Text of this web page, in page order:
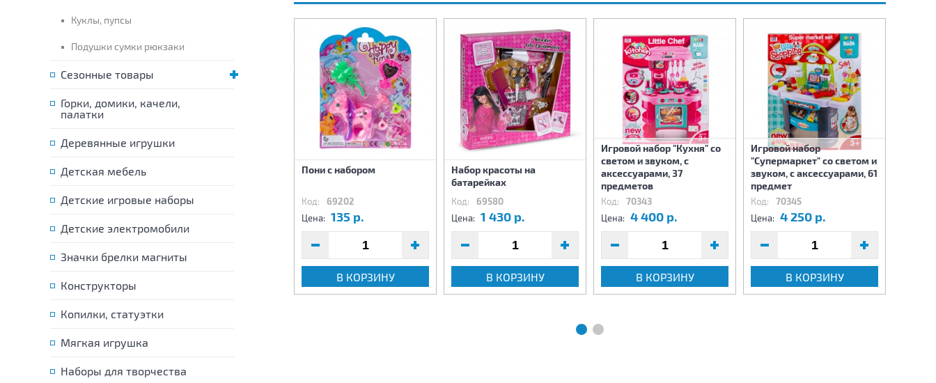
Куклы, пупсы
Подушки сумки рюкзаки
Сезонные товары
Горки, домики, качели,
палатки
Деревянные игрушки
Детская мебель
Детские игровые наборы
Детские электромобили
Значки брелки магниты
Конструкторы
Копилки, статуэтки
Мягкая игрушка
Наборы для творчества
Мультиварка с набором
73241 Код: 73242
Пони с набором
Код: 69202
Цена: 135 р.
В КОРЗИНУ
Набор красоты на
батарейках
Код: 69580
Цена: 1 430 р.
В КОРЗИНУ
Игровой набор "Кухня" со
светом и звуком, с
аксессуарами, 37
предметов
Код: 70343
Цена: 4 400 р.
В КОРЗИНУ
Игровой набор
"Супермаркет" со светом и
звуком, с аксессуарами, 61
предмет
Код: 70345
Цена: 4 250 р.
В КОРЗИНУ